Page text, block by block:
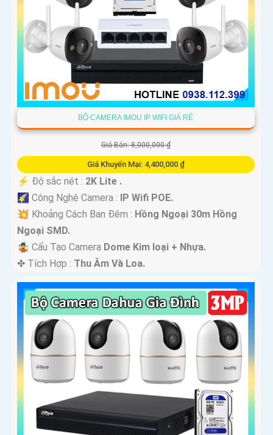
BỘ CAMERA IMOU IP WIFI GIÁ RẺ
Giá Bán: 8,000,000 ₫
Giá Khuyến Mại: 4,400,000 ₫
️⚡ Độ sắc nét : 2K Lite .
🌠 Công Nghệ Camera : IP Wifi POE.
💥 Khoảng Cách Ban Đêm : Hồng Ngoại 30m Hồng
Ngoại SMD.
🤹 Cấu Tạo Camera Dome Kim loại + Nhựa.
️✤ Tích Hợp : Thu Âm Và Loa.